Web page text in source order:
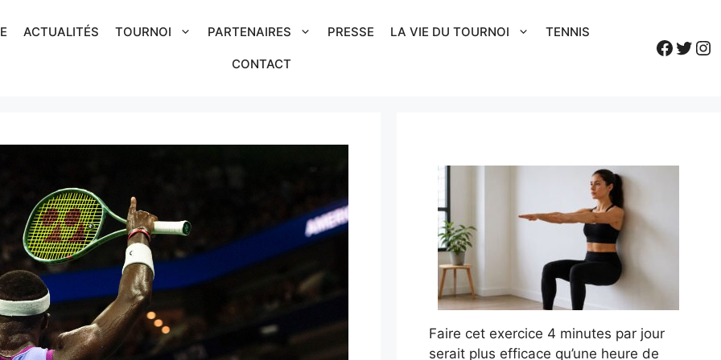
ACTUALITÉS TOURNOI PARTENAIRES PRESSE LA VIE DU TOURNOI TENNIS
CONTACT
Faire cet exercice 4 minutes par jour
serait plus efficace qu’une heure de